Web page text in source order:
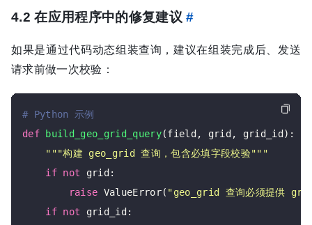
4.2 在应用程序中的修复建议#
如果是通过代码动态组装查询，建议在组装完成后、发送
请求前做一次校验：
# Python 示例
def
build_geo_grid_query(field, grid, grid_id):
"""构建 geo_grid 查询，包含必填字段校验"""
if not grid:
raise ValueError( "geo_grid 查询必须提供
if not grid_id: